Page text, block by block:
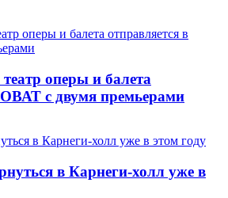
оперы и балета
с двумя премьерами
в Карнеги-холл уже в